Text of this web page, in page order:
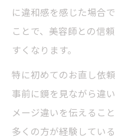
に違和感を感じた場合
ことで、美容師との信
すくなります。
特に初めてのお直し依
事前に鏡を見ながら違
メージ違いを伝えるこ
多くの方が経験してい